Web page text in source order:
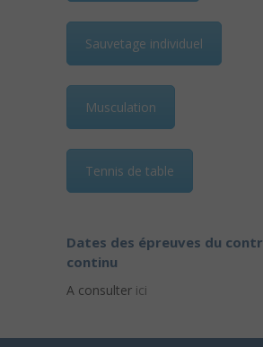
Sauvetage individuel
Musculation
Tennis de table
Dates des épreuves du
continu
A consulter ici